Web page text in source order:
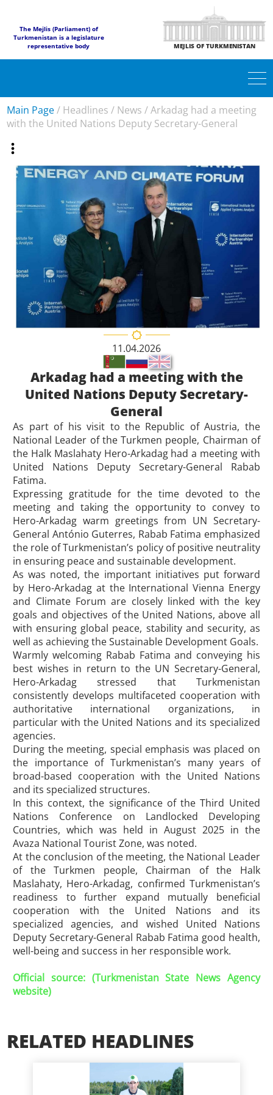
The Mejlis (Parliament) of
Turkmenistan is a legislature
representative body
MEJLIS OF TURKMENISTAN
Main Page/ Headlines / News /Arkadag had a meeting
with the United Nations Deputy Secretary-General
11.04.2026
Arkadag had a meeting with the
United Nations Deputy Secretary-
General
As part of his visit to the Republic of Austria, the
National Leader of the Turkmen people, Chairman of
the Halk Maslahaty Hero-Arkadag had a meeting with
United Nations Deputy Secretary-General Rabab
Fatima.
Expressing gratitude for the time devoted to the
meeting and taking the opportunity to convey to
Hero-Arkadag warm greetings from UN Secretary-
General António Guterres, Rabab Fatima emphasized
the role of Turkmenistan’s policy of positive neutrality
in ensuring peace and sustainable development.
As was noted, the important initiatives put forward
by Hero-Arkadag at the International Vienna Energy
and Climate Forum are closely linked with the key
goals and objectives of the United Nations, above all
with ensuring global peace, stability and security, as
well as achieving the Sustainable Development Goals.
Warmly welcoming Rabab Fatima and conveying his
best wishes in return to the UN Secretary-General,
Hero-Arkadag stressed that Turkmenistan
consistently develops multifaceted cooperation with
authoritative international organizations, in
particular with the United Nations and its specialized
agencies.
During the meeting, special emphasis was placed on
the importance of Turkmenistan’s many years of
broad-based cooperation with the United Nations
and its specialized structures.
In this context, the significance of the Third United
Nations Conference on Landlocked Developing
Countries, which was held in August 2025 in the
Avaza National Tourist Zone, was noted.
At the conclusion of the meeting, the National Leader
of the Turkmen people, Chairman of the Halk
Maslahaty, Hero-Arkadag, confirmed Turkmenistan’s
readiness to further expand mutually beneficial
cooperation with the United Nations and its
specialized agencies, and wished United Nations
Deputy Secretary-General Rabab Fatima good health,
well-being and success in her responsible work.
Official source: (Turkmenistan State News Agency
website)
RELATED HEADLINES